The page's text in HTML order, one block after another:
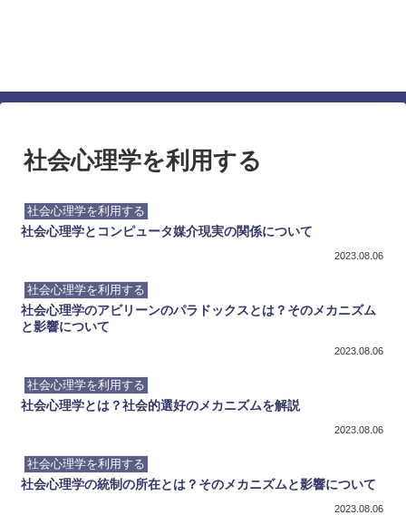
社会心理学を利用する
社会心理学を利用する
社会心理学とコンピュータ媒介現実の関係について
2023.08.06
社会心理学を利用する
社会心理学のアビリーンのパラドックスとは？そのメカニズム
と影響について
2023.08.06
社会心理学を利用する
社会心理学とは？社会的選好のメカニズムを解説
2023.08.06
社会心理学を利用する
社会心理学の統制の所在とは？そのメカニズムと影響について
2023.08.06